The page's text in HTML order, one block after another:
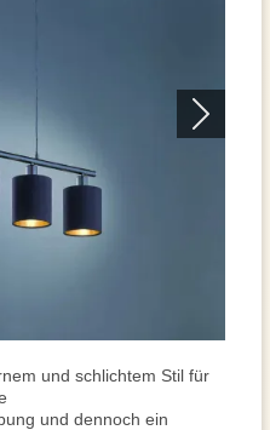
und schlichtem Stil für
und dennoch ein